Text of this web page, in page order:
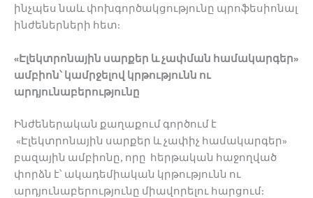
ինչպես նաև փոխգործակցությունը պրոֆեսիոնալ
ինժեներների հետ:
«Էլեկտրոնային սարքեր և չափման համակարգեր»
ամբիոն՝ կամրջելով կրթությունն ու
արդյունաբերությունը
Ինժեներական քաղաքում գործում է
«Էլեկտրոնային սարքեր և չափիչ համակարգեր»
բազային ամբիոնը, որը հերթական հաջողված
փորձն է՝ ակադեմիական կրթությունն ու
արդյունաբերությունը միավորելու հարցում: